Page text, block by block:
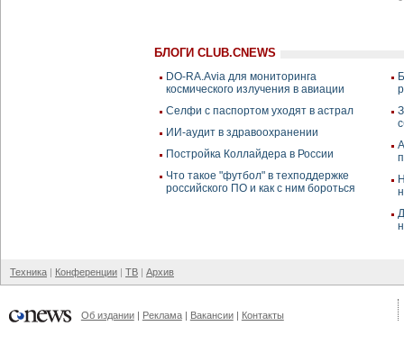
БЛОГИ CLUB.CNEWS
DO-RA.Avia для мониторинга
космического излучения в авиации
Селфи с паспортом уходят в астрал
ИИ-аудит в здравоохранении
Постройка Коллайдера в России
Что такое "футбол" в техподдержке
российского ПО и как с ним бороться
Техника Конференции ТВ Архив
Об издании Реклама Вакансии Контакты